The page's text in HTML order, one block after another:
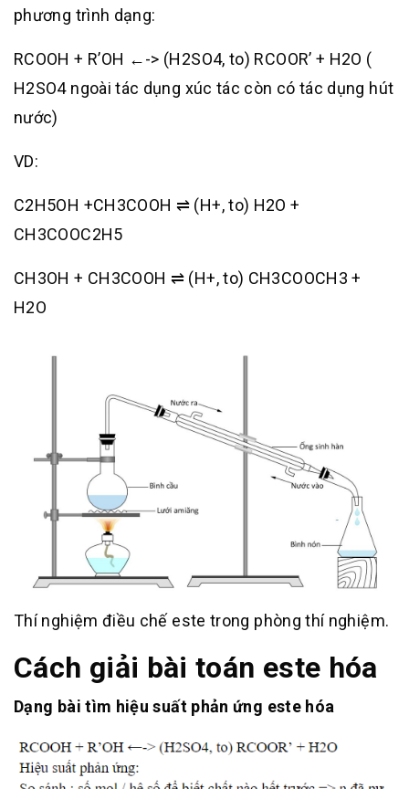
phương trình dạng:
RCOOH + R’OH ←-> (H2SO4, to) RCOOR’ + H2O (
H2SO4 ngoài tác dụng xúc tác còn có tác dụng hút
nước)
VD:
C2H5OH +CH3COOH ⇌ (H+, to) H2O +
CH3COOC2H5
CH3OH + CH3COOH ⇌ (H+, to) CH3COOCH3 +
H2O
Thí nghiệm điều chế este trong phòng thí nghiệm.
Cách giải bài toán este hóa
Dạng bài tìm hiệu suất phản ứng este hóa